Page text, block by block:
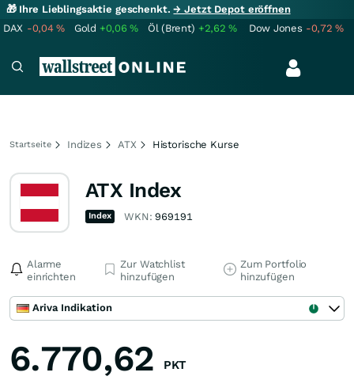
🎁 Ihre Lieblingsaktie geschenkt.→ Jetzt Depot eröffnen
DAX -0,04% Gold +0,06% Öl (Brent) +2,62% Dow Jones -0,72%
Startseite Indizes ATX Historische Kurse
ATX Index
Index WKN:969191
Alarme
einrichten
Zur Watchlist
hinzufügen
Zum Portfolio
hinzufügen
Ariva Indikation
6.770,62 PKT